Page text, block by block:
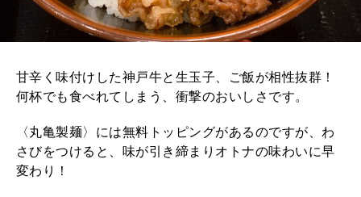
甘辛く味付けした神戸牛と生玉子、ご飯が相性抜群！
何杯でも食べれてしまう、衝撃のおいしさです。
〈丸亀製麺〉には無料トッピングがあるのですが、わ
さびをつけると、味が引き締まりオトナの味わいに早
変わり！